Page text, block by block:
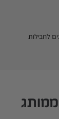
לחבילות